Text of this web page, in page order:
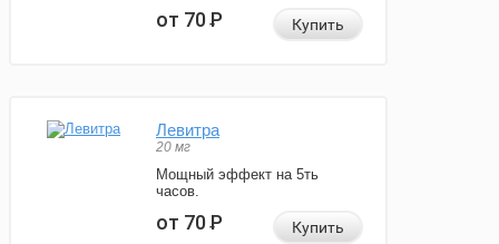
от 70Р Купить
Левитра
20 мг
Мощный эффект на 5ть
часов.
от 70Р Купить